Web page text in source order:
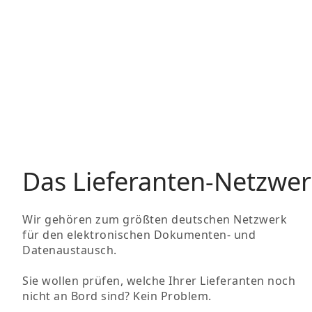
Das Lieferanten-
Wir gehören zum größten deutschen Netzwerk
für den elektronischen Dokumenten- und
Datenaustausch.
Sie wollen prüfen, welche Ihrer Lieferanten noch
nicht an Bord sind? Kein Problem.